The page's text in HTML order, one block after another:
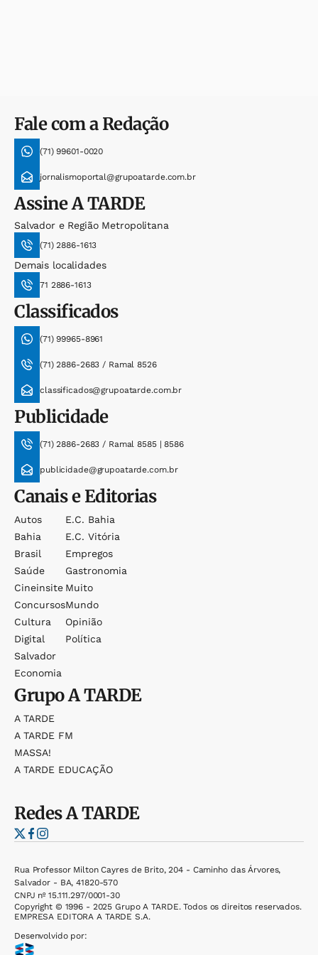
Fale com a Redação
(71) 99601-0020
jornalismoportal@grupoatarde.com.br
AssineA TARDE
Salvador e Região Metropolitana
(71) 2886-1613
Demais localidades
71 2886-1613
Classificados
(71) 99965-8961
(71) 2886-2683 / Ramal 8526
classificados@grupoatarde.com.br
Publicidade
(71) 2886-2683 / Ramal 8585 | 8586
publicidade@grupoatarde.com.br
Canais e Editorias
Autos
Bahia
Brasil
Saúde
Cineinsite
Concursos
Cultura
Digital
Salvador
Economia
E.c. Bahia
E.c. Vitória
Empregos
Gastronomia
Muito
Mundo
Opinião
Política
GrupoA TARDE
A TARDE
A TARDE FM
MASSA!
A TARDE EDUCAÇÃO
RedesA TARDE
Rua Professor Milton Cayres de Brito, 204 - Caminho das Árvores,
Salvador - BA, 41820-570
CNPJ nº 15.111.297/0001-30
Copyright © 1996 - 2025 Grupo A TARDE. Todos os direitos reservados.
EMPRESA EDITORA A TARDE S.A.
Desenvolvido por: